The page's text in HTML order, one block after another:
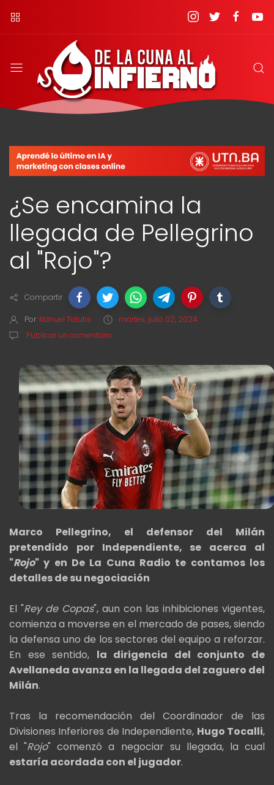
¿Se encamina la
llegada de Pellegrino
al "Rojo"?
Compartir
Por Nahuel Talutis
martes, julio 02, 2024
Publicar un comentario
Marco Pellegrino, el defensor del Milán
pretendido por Independiente, se acerca al
"Rojo" y en De La Cuna Radio te contamos los
detalles de su negociación
El "Rey de Copas", aun con las inhibiciones vigentes,
comienza a moverse en el mercado de pases, siendo
la defensa uno de los sectores del equipo a reforzar.
En ese sentido, la dirigencia del conjunto de
Avellaneda avanza en la llegada del zaguero del
Milán.
Tras la recomendación del Coordinador de las
Divisiones Inferiores de Independiente, Hugo Tocalli,
el "Rojo" comenzó a negociar su llegada, la cual
estaría acordada con el jugador.